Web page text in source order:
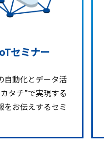
セミナー
自動化とデータ活
タチ”で実現する
をお伝えするセミ